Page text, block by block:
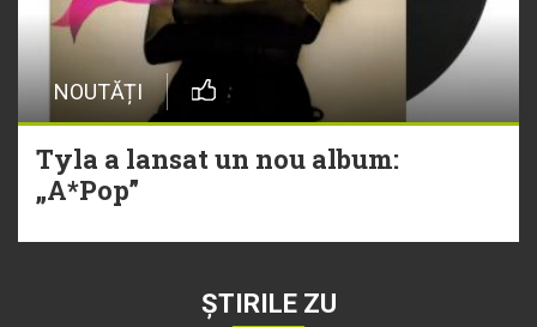
NOUTĂȚI
Tyla a lansat un nou album:
„A*Pop”
ȘTIRILE ZU